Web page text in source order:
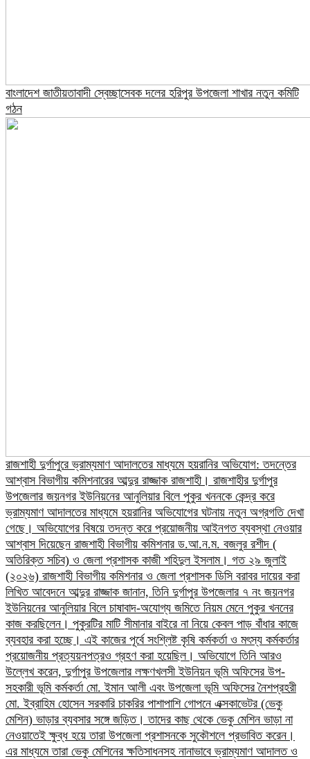
বাংলাদেশ জাতীয়তাবাদী স্বেচ্ছাসেবক দলের হরিপুর উপজেলা শাখার নতুন কমিটি
গঠন
রাজশাহী দুর্গাপুরে ভ্রাম্যমাণ আদালতের মাধ্যমে হয়রানির অভিযোগ: তদন্তের
আশ্বাস বিভাগীয় কমিশনারের আব্দুর রাজ্জাক রাজশাহী। রাজশাহীর দুর্গাপুর
উপজেলার জয়নগর ইউনিয়নের আনুলিয়ার বিলে পুকুর খননকে কেন্দ্র করে
ভ্রাম্যমাণ আদালতের মাধ্যমে হয়রানির অভিযোগের ঘটনায় নতুন অগ্রগতি দেখা
গেছে। অভিযোগের বিষয়ে তদন্ত করে প্রয়োজনীয় আইনগত ব্যবস্থা নেওয়ার
আশ্বাস দিয়েছেন রাজশাহী বিভাগীয় কমিশনার ড.আ.ন.ম. বজলুর রশীদ (
অতিরিক্ত সচিব) ও জেলা প্রশাসক কাজী শহিদুল ইসলাম। গত ২৯ জুলাই
(২০২৬) রাজশাহী বিভাগীয় কমিশনার ও জেলা প্রশাসক ডিসি বরাবর দায়ের করা
লিখিত আবেদনে আব্দুর রাজ্জাক জানান, তিনি দুর্গাপুর উপজেলার ৭ নং জয়নগর
ইউনিয়নের আনুলিয়ার বিলে চাষাবাদ-অযোগ্য জমিতে নিয়ম মেনে পুকুর খননের
কাজ করছিলেন। পুকুরটির মাটি সীমানার বাইরে না নিয়ে কেবল পাড় বাঁধার কাজে
ব্যবহার করা হচ্ছে। এই কাজের পূর্বে সংশ্লিষ্ট কৃষি কর্মকর্তা ও মৎস্য কর্মকর্তার
প্রয়োজনীয় প্রত্যয়নপত্রও গ্রহণ করা হয়েছিল।​ অভিযোগে তিনি আরও
উল্লেখ করেন, দুর্গাপুর উপজেলার লক্ষণখলসী ইউনিয়ন ভূমি অফিসের উপ-
সহকারী ভূমি কর্মকর্তা মো. ইমান আলী এবং উপজেলা ভূমি অফিসের নৈশপ্রহরী
মো. ইব্রাহিম হোসেন সরকারি চাকরির পাশাপাশি গোপনে এক্সকাভেটর (ভেকু
মেশিন) ভাড়ার ব্যবসার সঙ্গে জড়িত। তাদের কাছ থেকে ভেকু মেশিন ভাড়া না
নেওয়াতেই ক্ষুব্ধ হয়ে তারা উপজেলা প্রশাসনকে সুকৌশলে প্রভাবিত করেন।
এর মাধ্যমে তারা ভেকু মেশিনের ক্ষতিসাধনসহ নানাভাবে ভ্রাম্যমাণ আদালত ও